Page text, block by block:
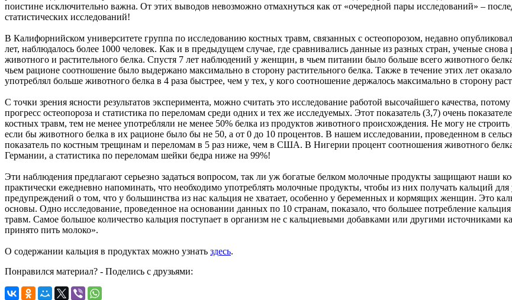
поистине исключительно важна. От этих выводов невозможно отмахнуться как от «очередной пары исследований» –
статистических исследований!
В Калифорнийском университете группа по исследованию костных травм, связанных с остеопорозом, недавно
лет, наблюдалось более 1000 человек. Как и в предыдущем случае, где сравнивались данные из разных стран, ученые
животного и растительного белка. Спустя 7 лет наблюдений у женщин, в чьем питании было больше всего животного
чьем рационе соотношение было выдержано максимально в сторону растительного белка. Также в течение этих лет
употреблял больше животного белка в 4 раза быстрее, чем у тех, у кого соотношение держалось максимально в сторону
С точки зрения ясности результатов эксперимента, можно считать это исследование работой высочайшего качества,
прогресс остеопороза и статистика по переломам среди одних и тех же исследуемых. Этот показатель (3,7) очень
костных травм, тем не менее употребляли не менее 50% белка из продуктов животного происхождения. Не могу не строить
если бы животного белка в их рационе было бы не 50, а от 0 до 10 процентов. В нашем исследовании, проведенном в
показатель по костным трещинам и переломам в 5 раз ниже, чем в США. В Нигерии процент соотношения животного
Германии, а статистика по переломам шейки бедра ниже на 99%!
Эти наблюдения предлагают серьезно задаться вопросом, так ли уж богатые белком молочные продукты защищают наши
практически ежедневно напоминать, что необходимо употреблять молочные продукты, чтобы из них получать кальций для
предупреждений о том, что у большинства из нас кальция не хватает, особенно у беременных и кормящих женщин. Это
основы. Одно исследование, проведенное на основании данных по 10 странам, показало, что большее потребление
травм. Самое большое количество кальция поступает в организм не с кальциевыми добавками или другими источниками
принято пить молоко».
О содержании кальция в продуктах можно узнать здесь.
Понравился материал? - Поделись с друзьями: